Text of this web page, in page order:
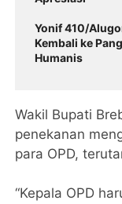
Yonif 410/
Kembali ke
Humanis
Wakil Bupati
penekanan
para OPD,
“Kepala OPD